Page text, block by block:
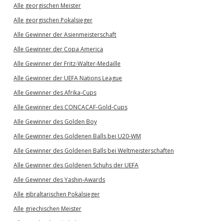
Alle georgischen Meister
Alle georgischen Pokalsieger
Alle Gewinner der Asienmeisterschaft
Alle Gewinner der Copa America
Alle Gewinner der Fritz-Walter-Medaille
Alle Gewinner der UEFA Nations League
Alle Gewinner des Afrika-Cups
Alle Gewinner des CONCACAF-Gold-Cups
Alle Gewinner des Golden Boy
Alle Gewinner des Goldenen Balls bei U20-WM
Alle Gewinner des Goldenen Balls bei Weltmeisterschaften
Alle Gewinner des Goldenen Schuhs der UEFA
Alle Gewinner des Yashin-Awards
Alle gibraltarischen Pokalsieger
Alle griechischen Meister